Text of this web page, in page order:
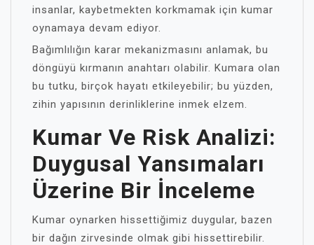
insanlar, kaybetmekten korkmamak için kumar
oynamaya devam ediyor.
Bağımlılığın karar mekanizmasını anlamak, bu
döngüyü kırmanın anahtarı olabilir. Kumara olan
bu tutku, birçok hayatı etkileyebilir; bu yüzden,
zihin yapısının derinliklerine inmek elzem.
Kumar Ve Risk Analizi:
Duygusal Yansımaları
Üzerine Bir İnceleme
Kumar oynarken hissettiğimiz duygular, bazen
bir dağın zirvesinde olmak gibi hissettirebilir.